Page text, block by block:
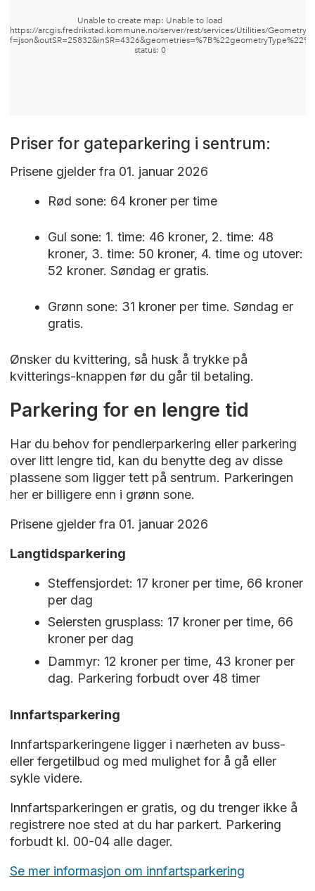
Priser for gateparkering i sentrum:
Prisene gjelder fra 01. januar 2026
Rød sone: 64 kroner per time
Gul sone: 1. time: 46 kroner, 2. time: 48
kroner, 3. time: 50 kroner, 4. time og utover:
52 kroner. Søndag er gratis.
Grønn sone: 31 kroner per time. Søndag er
gratis.
Ønsker du kvittering, så husk å trykke på
kvitterings-knappen før du går til betaling.
Parkering for en lengre tid
Har du behov for pendlerparkering eller parkering
over litt lengre tid, kan du benytte deg av disse
plassene som ligger tett på sentrum. Parkeringen
her er billigere enn i grønn sone.
Prisene gjelder fra 01. januar 2026
Langtidsparkering
Steffensjordet: 17 kroner per time, 66 kroner
per dag
Seiersten grusplass: 17 kroner per time, 66
kroner per dag
Dammyr: 12 kroner per time, 43 kroner per
dag. Parkering forbudt over 48 timer
Innfartsparkering
Innfartsparkeringene ligger i nærheten av buss-
eller fergetilbud og med mulighet for å gå eller
sykle videre.
Innfartsparkeringen er gratis, og du trenger ikke å
registrere noe sted at du har parkert. Parkering
forbudt kl. 00-04 alle dager.
Se mer informasjon om innfartsparkering